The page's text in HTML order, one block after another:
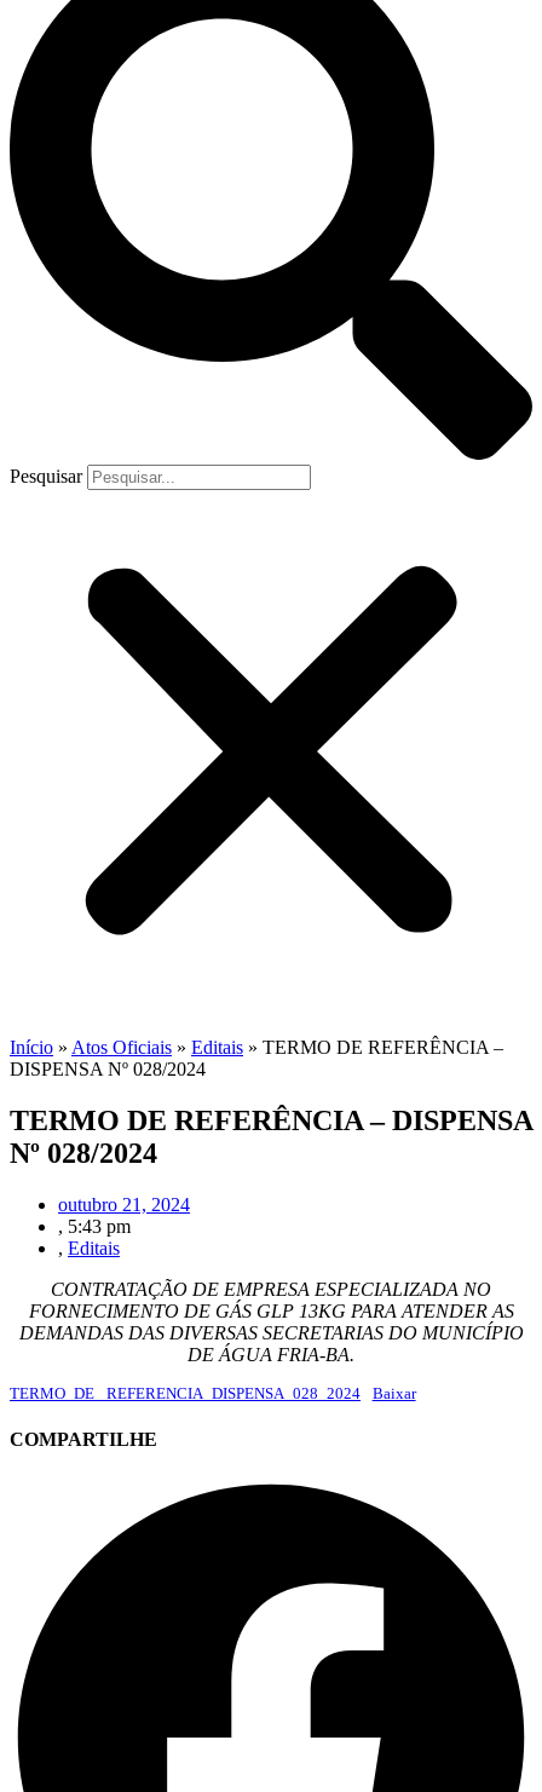
Pesquisar
Início » Atos Oficiais » Editais » TERMO DE REFERÊNCIA –
DISPENSA Nº 028/2024
TERMO DE REFERÊNCIA – DISPENSA
Nº 028/2024
outubro 21, 2024
, 5:43 pm
, Editais
CONTRATAÇÃO DE EMPRESA ESPECIALIZADA NO
FORNECIMENTO DE GÁS GLP 13KG PARA ATENDER AS
DEMANDAS DAS DIVERSAS SECRETARIAS DO MUNICÍPIO
DE ÁGUA FRIA-BA.
TERMO_DE _REFERENCIA_DISPENSA_028_2024 Baixar
COMPARTILHE